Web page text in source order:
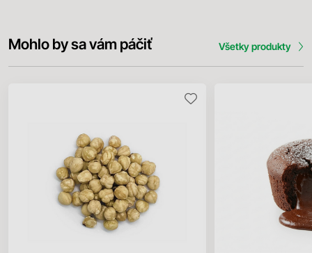
Mohlo by sa vám páčiť Všetky produkty